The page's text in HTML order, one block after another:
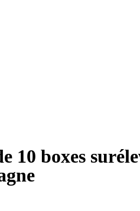
10 boxes